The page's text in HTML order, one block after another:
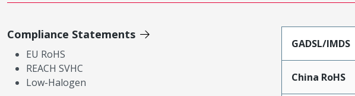
Compliance Statements
EU RoHS
REACH SVHC
Low-Halogen
GADSL/IMDS
China RoHS